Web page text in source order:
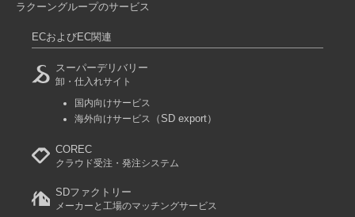
ラクーングループのサービス
ECおよびEC関連
スーパーデリバリー
卸・仕入れサイト
国内向けサービス
海外向けサービス
（SD export）
COREC
クラウド受注・発注システム
SDファクトリー
メーカーと工場のマッチングサービス